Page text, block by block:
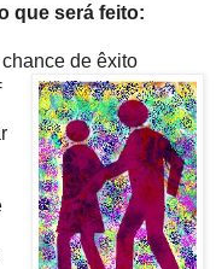
que será feito:
de êxito